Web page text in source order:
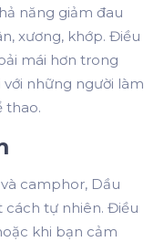
năng giảm đau
xương, khớp. Điều
mái hơn trong
với những người làm
thao.
camphor, Dầu
cách tự nhiên. Điều
khi bạn cảm